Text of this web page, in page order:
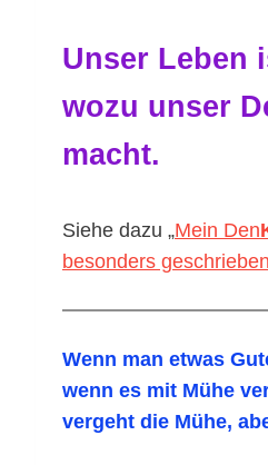
Unser Leben
wozu unser
macht.
Siehe dazu „Mein Den
besonders geschrieben
Wenn man etwas
wenn es mit Mühe
vergeht die Mühe,